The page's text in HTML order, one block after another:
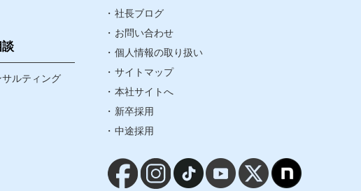
お問い合わせ
個人情報の取り扱い
サイトマップ
本社サイトへ
新卒採用
ルティング
社長ブログ
お問い合わせ
個人情報の取り扱い
サイトマップ
本社サイトへ
新卒採用
中途採用